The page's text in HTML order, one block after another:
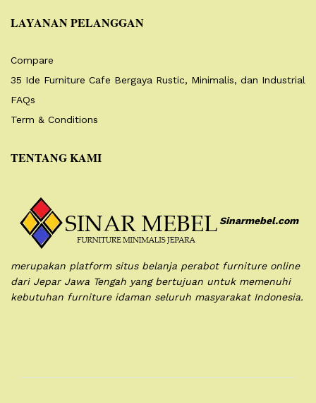
LAYANAN PELANGGAN
Compare
35 Ide Furniture Cafe Bergaya Rustic, Minimalis, dan Industrial
FAQs
Term & Conditions
TENTANG KAMI
Sinarmebel.com
merupakan platform situs belanja perabot furniture online
dari Jepar Jawa Tengah yang bertujuan untuk memenuhi
kebutuhan furniture idaman seluruh masyarakat Indonesia.